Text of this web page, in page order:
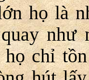
là
họ chỉ